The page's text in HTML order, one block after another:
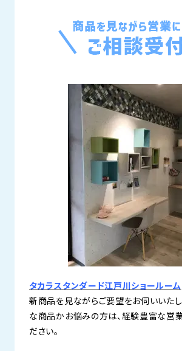
タカラスタンダード江戸川ショールーム
新商品を見ながらご要望をお伺いいたし
な商品かお悩みの方は、経験豊富な営
ださい。